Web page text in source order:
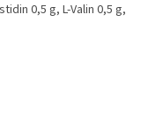
0,5 g, L-Valin 0,5 g,